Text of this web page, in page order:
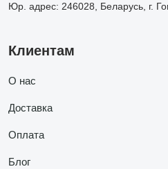
Юр. адрес: 246028, Беларусь, г.
Клиентам
О нас
Доставка
Оплата
Блог